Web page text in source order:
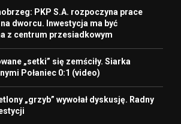
PKP S.A. rozpoczyna prace
dworcu. Inwestycja ma być
z centrum przesiadkowym
„setki” się zemściły. Siarka
Połaniec 0:1 (video)
„grzyb” wywołał dyskusję. Radny